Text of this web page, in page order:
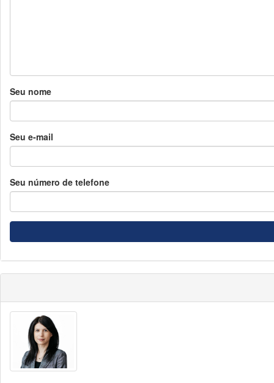
Seu nome
Seu e-mail
Seu número de telefone